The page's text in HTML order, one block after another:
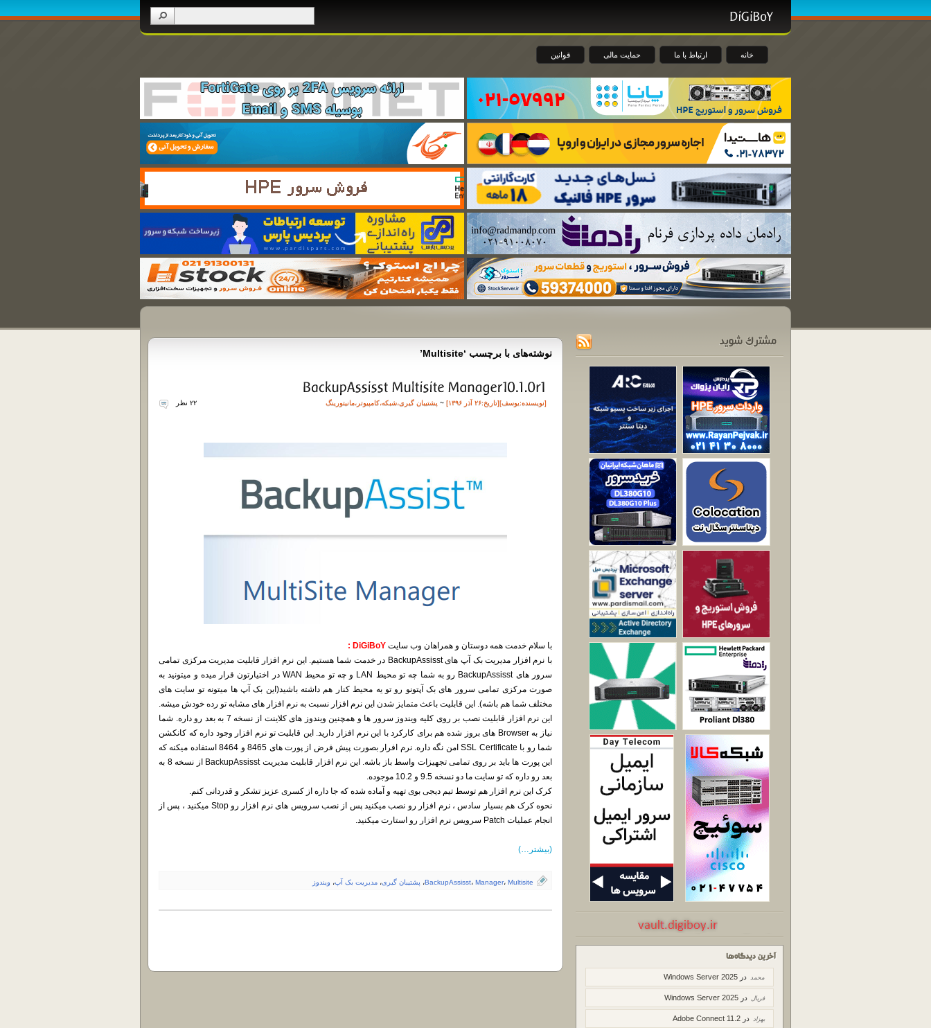
خانه ارتباط با ما حمایت مالی قوانین
آخرین دیدگاه‌ها
محمد در Windows Server 2025
فریال در Windows Server 2025
بهزاد در Adobe Connect 11.2
نوشته‌های با برچسب ‘Multisite’
[نویسنده:یوسف][تاريخ:۲۶ آذر ۱۳۹۶] ~ پشتیبان گیری،شبکه،کامپیوتر ،مانیتورینگ ۲۲ نظر
با سلام خدمت همه دوستان و همراهان وب سایت DiGiBoY :
با نرم افزار مدیریت بک آپ های BackupAssisst در خدمت شما هستیم. این نرم افزار قابلیت مدیریت مرکزی تمامی
سرور های BackupAssisst رو به شما چه تو محیط LAN و چه تو محیط WAN در اختیارتون قرار میده و میتونید به
صورت مرکزی تمامی سرور های بک آپتونو رو تو یه محیط کنار هم داشته باشید(این بک آپ ها میتونه تو سایت های
مختلف شما هم باشه). این قابلیت باعث متمایز شدن این نرم افزار نسبت به نرم افزار های مشابه تو رده خودش میشه.
این نرم افزار قابلیت نصب بر روی کلیه ویندوز سرور ها و همچنین ویندوز های کلاینت از نسخه 7 به بعد رو داره. شما
نیاز به Browser های بروز شده هم برای کارکرد با این نرم افزار دارید. این قابلیت تو نرم افزار وجود داره که کانکشن
شما رو با SSL Certificate امن نگه داره. نرم افرار بصورت پیش فرض از پورت های 8465 و 8464 استفاده میکنه که
این پورت ها باید بر روی تمامی تجهیزات واسط باز باشه. این نرم افزار قابلیت مدیریت BackupAssisst از نسخه 8 به
بعد رو داره که تو سایت ما دو نسخه 9.5 و 10.2 موجوده.
کرک این نرم افزار هم توسط تیم دیجی بوی تهیه و آماده شده که جا داره از کسری عزیز تشکر و قدردانی کنم.
نحوه کرک هم بسیار سادس ، نرم افزار رو نصب میکنید پس از نصب سرویس های نرم افزار رو Stop میکنید ، پس از
انجام عملیات Patch سرویس نرم افزار رو استارت میکنید.
(بیشتر…)
BackupAssisst، Manager، Multisite ، پشتیبان گیری، مدیریت بک آپ، ویندوز